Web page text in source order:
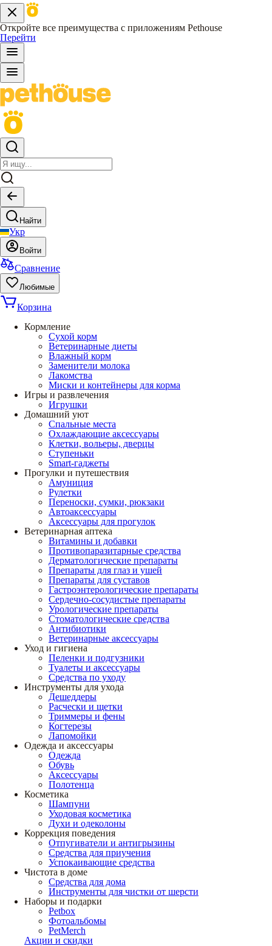
Откройте все преимущества с приложениям Pethouse
Перейти
Найти
Укр
Войти
Сравнение
Любимые
Корзина
Кормление
Сухой корм
Ветеринарные диеты
Влажный корм
Заменители молока
Лакомства
Миски и контейнеры для корма
Игры и развлечения
Игрушки
Домашний уют
Спальные места
Охлаждающие аксессуары
Клетки, вольеры, дверцы
Ступеньки
Smart-гаджеты
Прогулки и путешествия
Амуниция
Рулетки
Переноски, сумки, рюкзаки
Автоаксессуары
Аксессуары для прогулок
Ветеринарная аптека
Витамины и добавки
Противопаразитарные средства
Дерматологические препараты
Препараты для глаз и ушей
Препараты для суставов
Гастроэнтерологические препараты
Сердечно-сосудистые препараты
Урологические препараты
Стоматологические средства
Антибиотики
Ветеринарные аксессуары
Уход и гигиена
Пеленки и подгузники
Туалеты и аксессуары
Средства по уходу
Инструменты для ухода
Дешеддеры
Расчески и щетки
Триммеры и фены
Когтерезы
Лапомойки
Одежда и аксессуары
Одежда
Обувь
Аксессуары
Полотенца
Косметика
Шампуни
Уходовая косметика
Духи и одеколоны
Коррекция поведения
Отпугиватели и антигрызины
Средства для приучения
Успокаивающие средства
Чистота в доме
Средства для дома
Инструменты для чистки от шерсти
Наборы и подарки
Petbox
Фотоальбомы
PetMerch
Акции и скидки